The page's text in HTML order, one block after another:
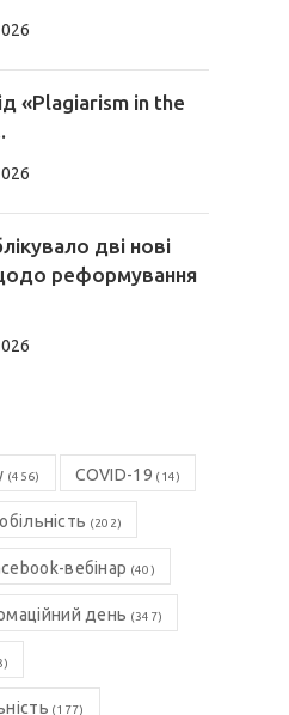
«Plagiarism in the
дві нові
щодо реформування
(456) COVID-19 (14)
(202)
вебінар (40)
день (347)
(177)